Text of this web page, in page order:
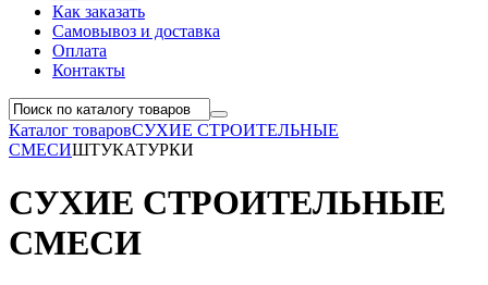
Как заказать
Самовывоз и доставка
Оплата
Контакты
Каталог товаровСУХИЕ СТРОИТЕЛЬНЫЕ
СМЕСИШТУКАТУРКИ
СУХИЕ СТРОИТЕЛЬНЫЕ
СМЕСИ